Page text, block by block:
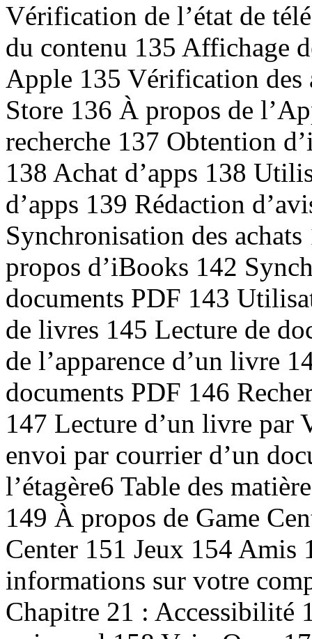
Vérification de l’état de
du contenu 135 Affichage
Apple 135 Vérification des
Store 136 À propos de
recherche 137 Obtention
138 Achat d’apps 138
d’apps 139 Rédaction
Synchronisation des
propos d’iBooks 142
documents PDF 143
de livres 145 Lecture de
de l’apparence d’un livre
documents PDF 146
147 Lecture d’un livre par
envoi par courrier d’un
l’étagère6 Table des
149 À propos de Game
Center 151 Jeux 154 Amis
informations sur votre
Chapitre 21 : Accessibilité